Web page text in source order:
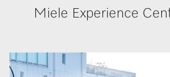
Miele Experience